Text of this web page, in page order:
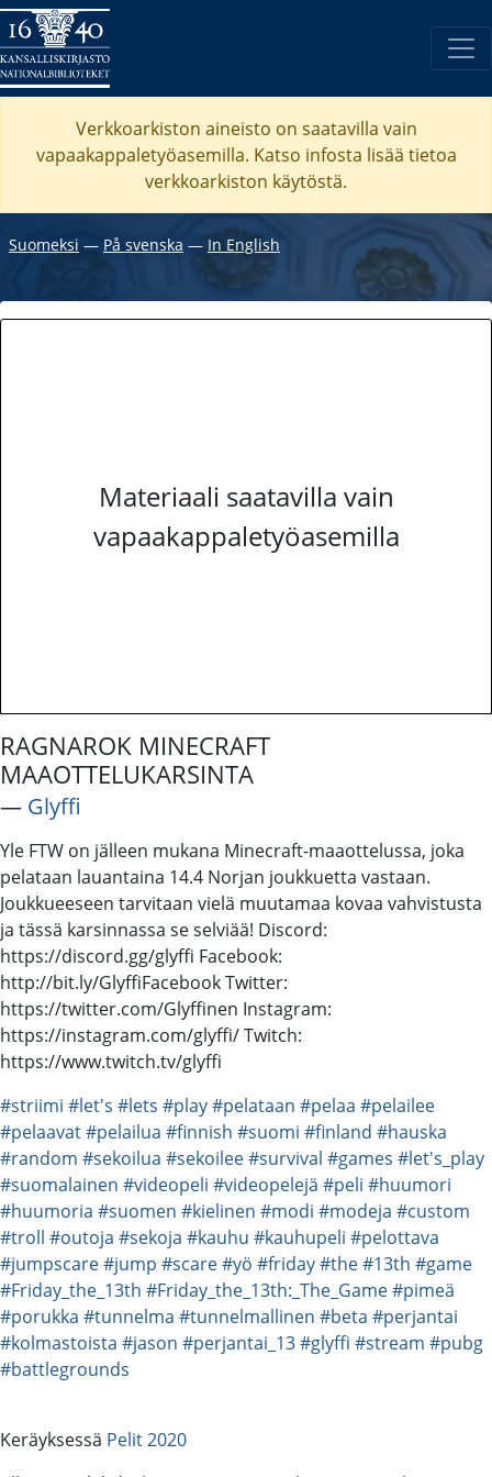
Verkkoarkiston aineisto on saatavilla vain
vapaakappaletyöasemilla. Katso infosta lisää tietoa
verkkoarkiston käytöstä.
Suomeksi ― På svenska ― In English
Materiaali saatavilla vain
vapaakappaletyöasemilla
RAGNAROK MINECRAFT
MAAOTTELUKARSINTA
― Glyffi
Yle FTW on jälleen mukana Minecraft-maaottelussa, joka
pelataan lauantaina 14.4 Norjan joukkuetta vastaan.
Joukkueeseen tarvitaan vielä muutamaa kovaa vahvistusta
ja tässä karsinnassa se selviää! Discord:
https://discord.gg/glyffi Facebook:
http://bit.ly/GlyffiFacebook Twitter:
https://twitter.com/Glyffinen Instagram:
https://instagram.com/glyffi/ Twitch:
https://www.twitch.tv/glyffi
#striimi #let's #lets #play#pelataan #pelaa #pelailee
#pelaavat#pelailua #finnish #suomi #finland #hauska
#random #sekoilua #sekoilee#survival #games #let's_play
#suomalainen #videopeli #videopelejä #peli #huumori
#huumoria #suomen #kielinen #modi #modeja #custom
#troll #outoja #sekoja #kauhu #kauhupeli #pelottava
#jumpscare#jump #scare#yö #friday#the#13th #game
#Friday_the_13th #Friday_the_13th:_The_Game#pimeä
#porukka #tunnelma #tunnelmallinen #beta #perjantai
#kolmastoista #jason #perjantai_13#glyffi #stream #pubg
#battlegrounds
Keräyksessä Pelit 2020